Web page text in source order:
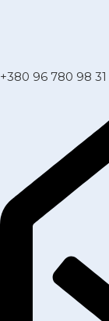
+380 96 780 98 31